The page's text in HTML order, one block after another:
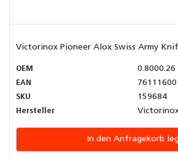
Victorinox Pioneer Alox Swiss Army
OEM
0.8000.26
EAN
SKU
159684
Hersteller
In den Anfragekorb